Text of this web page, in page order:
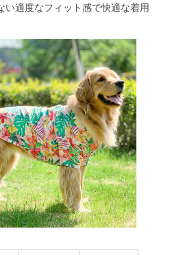
い適度なフィット感で快適な着用